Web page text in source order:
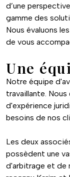
d’une
gamme des
Nous évaluons
de vous
Une
Notre équipe
travaillante.
d'expérience
besoins de nos
Les deux
possèdent une
d'arbitrage et de